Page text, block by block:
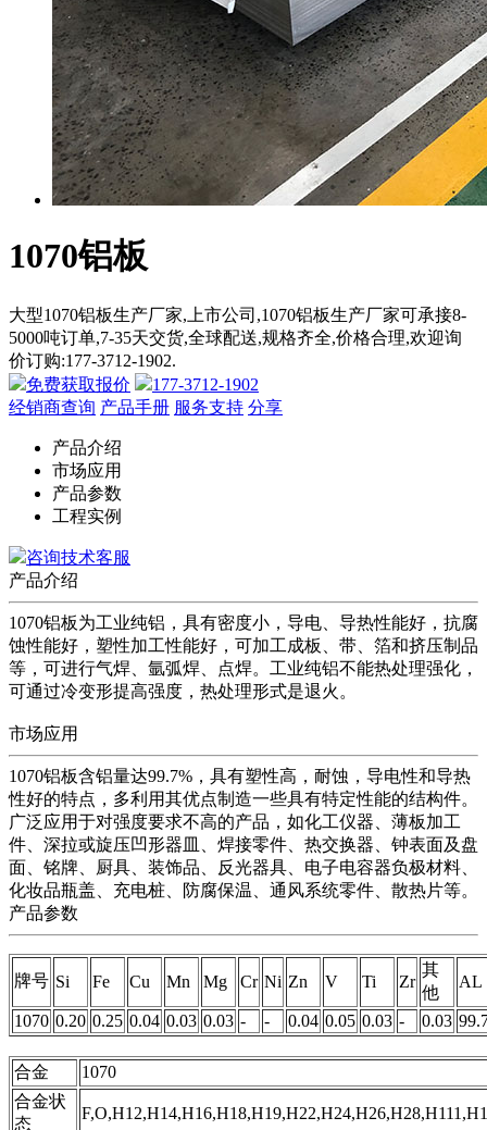
1070铝板
大型1070铝板生产厂家,上市公司,1070铝板生产厂家可承接8-
5000吨订单,7-35天交货,全球配送,规格齐全,价格合理,欢迎询
价订购:177-3712-1902.
免费获取报价
177-3712-1902
经销商查询 产品手册 服务支持 分享
产品介绍
市场应用
产品参数
工程实例
咨询技术客服
产品介绍
1070铝板为工业纯铝，具有密度小，导电、导热性能好，抗腐
蚀性能好，塑性加工性能好，可加工成板、带、箔和挤压制品
等，可进行气焊、氩弧焊、点焊。工业纯铝不能热处理强化，
可通过冷变形提高强度，热处理形式是退火。
市场应用
1070铝板含铝量达99.7%，具有塑性高，耐蚀，导电性和导热
性好的特点，多利用其优点制造一些具有特定性能的结构件。
广泛应用于对强度要求不高的产品，如化工仪器、薄板加工
件、深拉或旋压凹形器皿、焊接零件、热交换器、钟表面及盘
面、铭牌、厨具、装饰品、反光器具、电子电容器负极材料、
化妆品瓶盖、充电桩、防腐保温、通风系统零件、散热片等。
产品参数
牌号 Si Fe Cu Mn Mg Cr Ni Zn V Ti Zr
其
他
AL
1070 0.20 0.25 0.04 0.03 0.03 - - 0.04 0.05 0.03 - 0.03
合金
1070
合金状
态